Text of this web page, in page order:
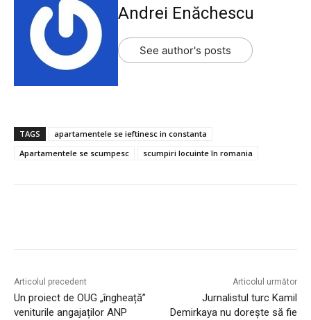
Andrei Enăchescu
See author's posts
TAGS
apartamentele se ieftinesc in constanta
Apartamentele se scumpesc
scumpiri locuinte în romania
Articolul precedent
Un proiect de OUG „îngheață”
veniturile angajaților ANP
Articolul următor
Jurnalistul turc Kamil
Demirkaya nu doreşte să fie